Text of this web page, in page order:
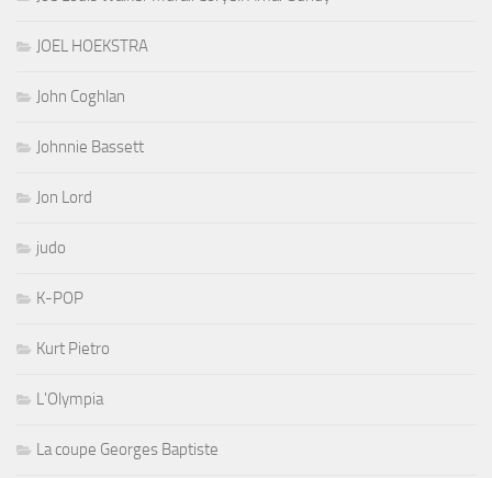
JOEL HOEKSTRA
John Coghlan
Johnnie Bassett
Jon Lord
judo
K-POP
Kurt Pietro
L'Olympia
La coupe Georges Baptiste